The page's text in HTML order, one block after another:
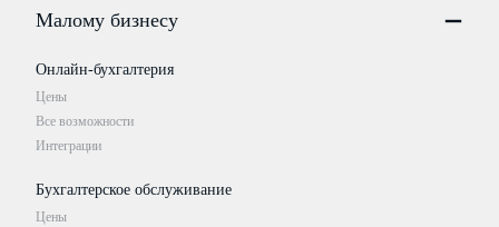
Малому бизнесу
Онлайн-бухгалтерия
Цены
Все возможности
Интеграции
Бухгалтерское обслуживание
Цены